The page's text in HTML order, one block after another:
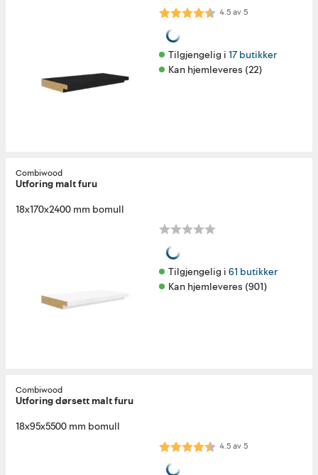
Karakter: 4.5 av 5 mulige
4.5av5
Tilgjengelig i 17 butikker
Kan hjemleveres (22)
Combiwood
Utforing malt furu
18x170x2400 mm bomull
Tilgjengelig i 61 butikker
Kan hjemleveres (901)
Combiwood
Utforing dørsett malt furu
18x95x5500 mm bomull
Karakter: 4.5 av 5 mulige
4.5av5